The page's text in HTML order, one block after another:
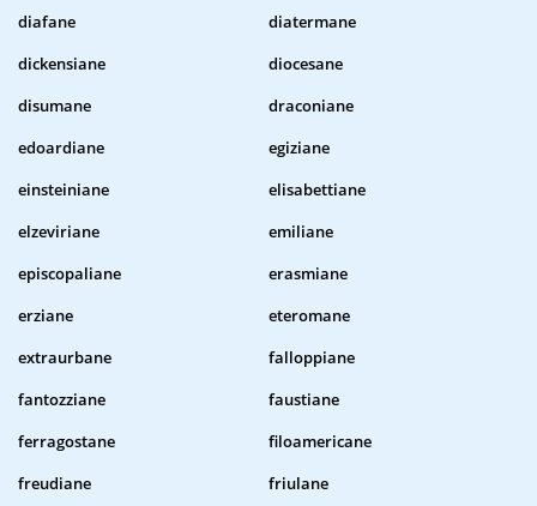
diafane
diatermane
dickensiane
diocesane
disumane
draconiane
edoardiane
egiziane
einsteiniane
elisabettiane
elzeviriane
emiliane
episcopaliane
erasmiane
erziane
eteromane
extraurbane
falloppiane
fantozziane
faustiane
ferragostane
filoamericane
freudiane
friulane